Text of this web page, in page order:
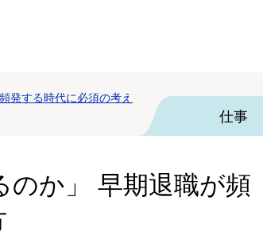
発する時代に必須の考え
仕事
のか」 早期退職が頻